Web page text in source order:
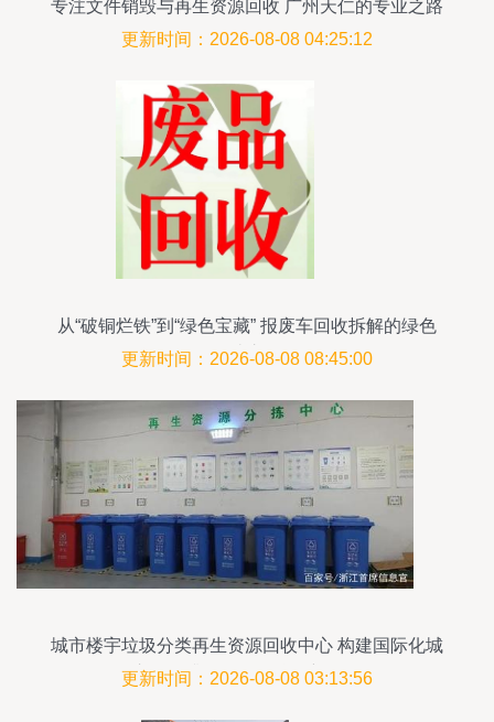
专注文件销毁与再生资源回收 广州天仁的专业之路
更新时间：2026-08-08 04:25:12
从“破铜烂铁”到“绿色宝藏” 报废车回收拆解的绿色
再造之路
更新时间：2026-08-08 08:45:00
城市楼宇垃圾分类再生资源回收中心 构建国际化城
市服务升级管理品牌的新路径
更新时间：2026-08-08 03:13:56